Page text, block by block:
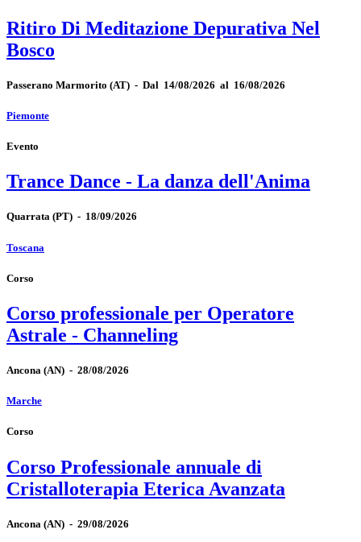
Ritiro Di Meditazione Depurativa Nel
Bosco
Passerano Marmorito (AT) - Dal 14/08/2026 al 16/08/2026
Piemonte
Evento
Trance Dance - La danza dell'Anima
Quarrata (PT) - 18/09/2026
Toscana
Corso
Corso professionale per Operatore
Astrale - Channeling
Ancona (AN) - 28/08/2026
Marche
Corso
Corso Professionale annuale di
Cristalloterapia Eterica Avanzata
Ancona (AN) - 29/08/2026